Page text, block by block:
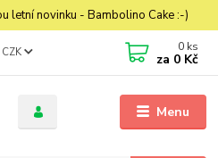
letní novinku - Bambolino Cake :-)
Menu
CZK 0 ks
za 0 Kč